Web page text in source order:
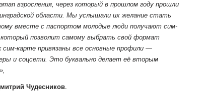
взросления, через который в прошлом году прошли
области. Мы услышали их желание стать
вместе с паспортом молодые люди получают сим-
позволит самому выбрать свой формат
сим-карте привязаны все основные профили —
и соцсети. Это буквально делает её вторым
Чудесников.